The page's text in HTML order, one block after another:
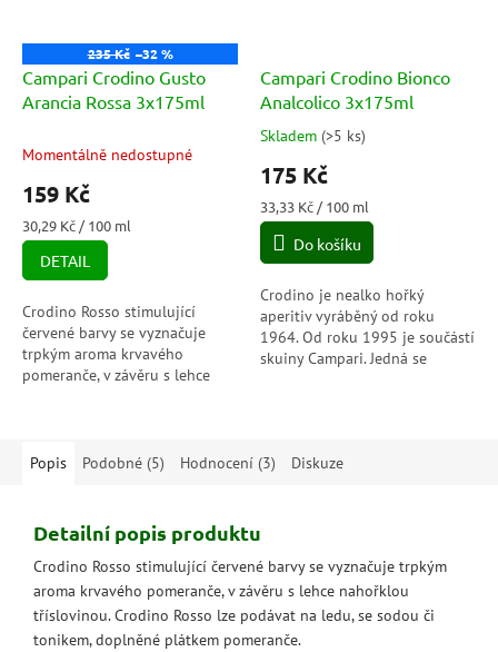
235 Kč –32 %
Campari Crodino Gusto
Arancia Rossa 3x175ml
Momentálně nedostupné
159 Kč
Měrná
cena:
30,29 Kč / 100 ml
DETAIL
Crodino Rosso stimulující
červené barvy se vyznačuje
trpkým aroma krvavého
pomeranče, v závěru s lehce
Campari Crodino Bionco
Analcolico 3x175ml
Průměrné
hodnocení
produktu
je
5,0
5
hvězdiček.
Skladem (>5 ks)
175 Kč
Měrná
cena:
33,33 Kč / 100 ml
Do košíku
Crodino je nealko hořký
aperitiv vyráběný od roku
1964. Od roku 1995 je součástí
skuiny Campari. Jedná se
Popis Podobné (5) Hodnocení (3) Diskuze
Detailní popis produktu
Crodino Rosso stimulující červené barvy se vyznačuje trpkým
aroma krvavého pomeranče, v závěru s lehce nahořklou
tříslovinou. Crodino Rosso lze podávat na ledu, se sodou či
tonikem, doplněné plátkem pomeranče.